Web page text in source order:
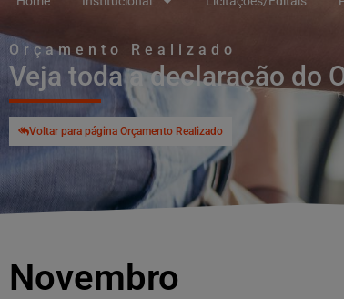
Orçamento Realizado
Veja toda a declaração do
Voltar para página Orçamento Realizado
Novembro